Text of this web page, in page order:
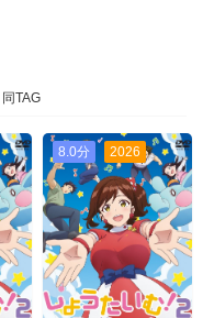
同TAG
8.0分 2026